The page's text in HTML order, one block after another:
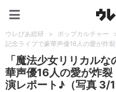
ウレぴあ総研 > ポップカルチャー
記念ライブで豪華声優16人の愛が炸
「魔法少女リリカル
華声優16人の愛が炸
演レポート♪（写真 3/